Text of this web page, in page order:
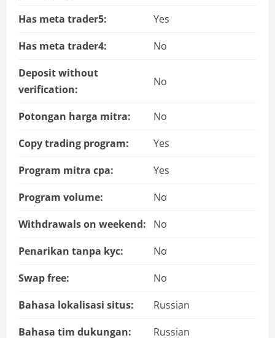
Has meta trader5:
Yes
Has meta trader4:
No
Deposit without
verification:
No
Potongan harga mitra:
No
Copy trading program:
Yes
Program mitra cpa:
Yes
Program volume:
No
Withdrawals on weekend:
No
Penarikan tanpa kyc:
No
Swap free:
No
Bahasa lokalisasi situs:
Russian
Bahasa tim dukungan:
Russian